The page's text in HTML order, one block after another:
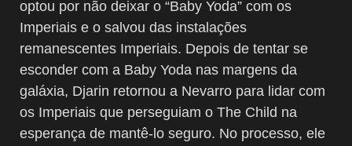
optou por não deixar o “Baby Yoda” com os
Imperiais e o salvou das instalações
remanescentes Imperiais. Depois de tentar se
esconder com a Baby Yoda nas margens da
galáxia, Djarin retornou a Nevarro para lidar com
os Imperiais que perseguiam o The Child na
esperança de mantê-lo seguro. No processo, ele